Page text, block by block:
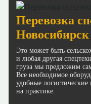
Перевозка
Это может быть
и любая другая
груза мы предложим
Все необходимое
удобные
на практике.